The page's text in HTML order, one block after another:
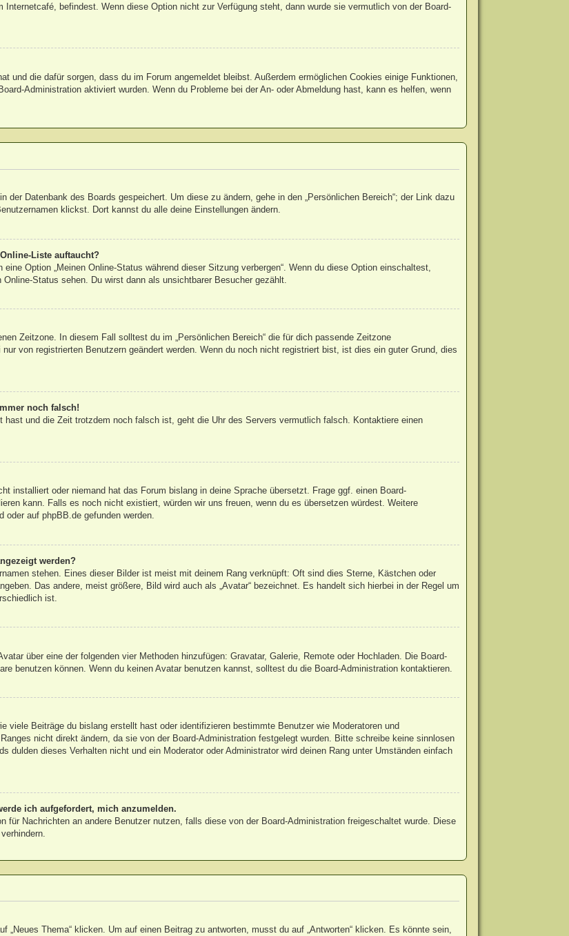
befindest. Wenn diese Option nicht zur Verfügung steht, dann wurde sie vermutlich von der Board-
und die dafür sorgen, dass du im Forum angemeldet bleibst. Außerdem ermöglichen Cookies einige Funktionen,
Administration aktiviert wurden. Wenn du Probleme bei der An- oder Abmeldung hast, kann es helfen, wenn
der Datenbank des Boards gespeichert. Um diese zu ändern, gehe in den „Persönlichen Bereich“; der Link dazu
klickst. Dort kannst du alle deine Einstellungen ändern.
Liste auftaucht?
Option „Meinen Online-Status während dieser Sitzung verbergen“. Wenn du diese Option einschaltest,
Status sehen. Du wirst dann als unsichtbarer Besucher gezählt.
Zeitzone. In diesem Fall solltest du im „Persönlichen Bereich“ die für dich passende Zeitzone
von registrierten Benutzern geändert werden. Wenn du noch nicht registriert bist, ist dies ein guter Grund, dies
noch falsch!
und die Zeit trotzdem noch falsch ist, geht die Uhr des Servers vermutlich falsch. Kontaktiere einen
installiert oder niemand hat das Forum bislang in deine Sprache übersetzt. Frage ggf. einen Board-
kann. Falls es noch nicht existiert, würden wir uns freuen, wenn du es übersetzen würdest. Weitere
oder auf phpBB.degefunden werden.
werden?
stehen. Eines dieser Bilder ist meist mit deinem Rang verknüpft: Oft sind dies Sterne, Kästchen oder
Das andere, meist größere, Bild wird auch als „Avatar“ bezeichnet. Es handelt sich hierbei in der Regel um
ist.
über eine der folgenden vier Methoden hinzufügen: Gravatar, Galerie, Remote oder Hochladen. Die Board-
benutzen können. Wenn du keinen Avatar benutzen kannst, solltest du die Board-Administration kontaktieren.
viele Beiträge du bislang erstellt hast oder identifizieren bestimmte Benutzer wie Moderatoren und
nicht direkt ändern, da sie von der Board-Administration festgelegt wurden. Bitte schreibe keine sinnlosen
dulden dieses Verhalten nicht und ein Moderator oder Administrator wird deinen Rang unter Umständen einfach
ich aufgefordert, mich anzumelden.
für Nachrichten an andere Benutzer nutzen, falls diese von der Board-Administration freigeschaltet wurde. Diese
Thema“ klicken. Um auf einen Beitrag zu antworten, musst du auf „Antworten“ klicken. Es könnte sein,